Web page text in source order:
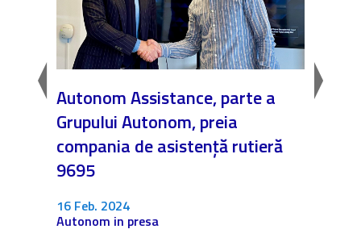
Autonom Assistance, parte a
Grupului Autonom, preia
compania de asistență rutieră
9695
16 Feb. 2024
Autonom in presa